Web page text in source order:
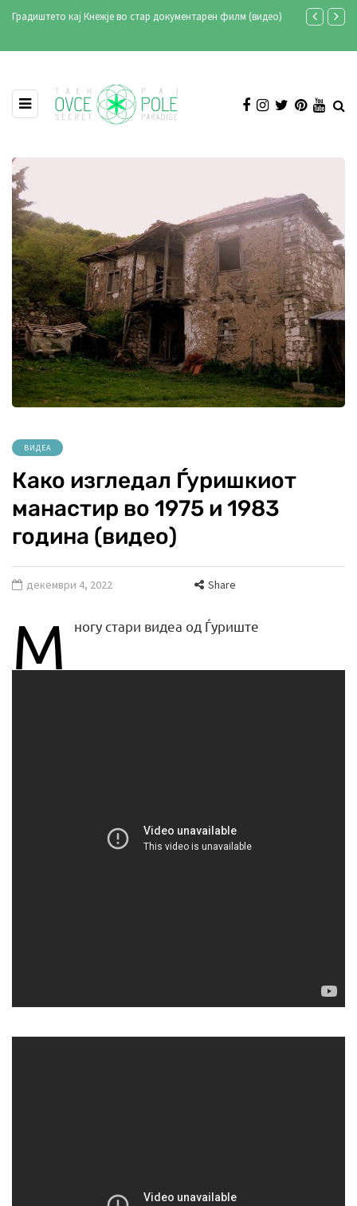
филм (видео)
Продукција Аристон ексклузивно на Телевизија Сонце
ВИДЕА
Како изгледал Ѓуришкиот
манастир во 1975 и 1983
година (видео)
декември 4, 2022 Share
М ногу стари видеа од Ѓуриште